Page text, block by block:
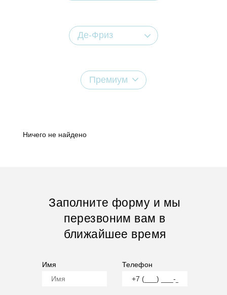
Де-Фриз
Премиум
Ничего не найдено
Заполните форму и мы
перезвоним вам в
ближайшее время
Имя Телефон